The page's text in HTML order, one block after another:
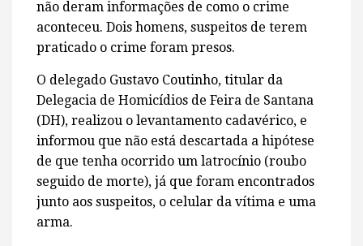
não deram informações de como o crime
aconteceu. Dois homens, suspeitos de terem
praticado o crime foram presos.
O delegado Gustavo Coutinho, titular da
Delegacia de Homicídios de Feira de Santana
(DH), realizou o levantamento cadavérico, e
informou que não está descartada a hipótese
de que tenha ocorrido um latrocínio (roubo
seguido de morte), já que foram encontrados
junto aos suspeitos, o celular da vítima e uma
arma.